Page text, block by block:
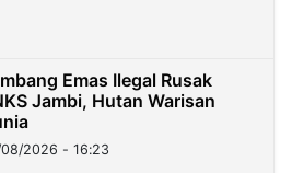
Emas Ilegal Rusak
Jambi, Hutan Warisan
2026 - 16:23